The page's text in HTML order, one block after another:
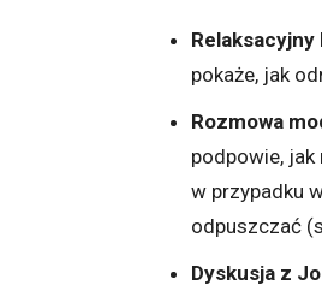
Relaksacyjny
pokaże, jak
Rozmowa
podpowie, jak
w przypadku
odpuszczać
Dyskusja z